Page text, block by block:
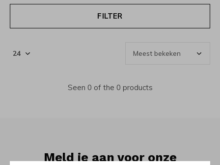
FILTER
Seen 0 of the 0 products
Meld je aan voor onze